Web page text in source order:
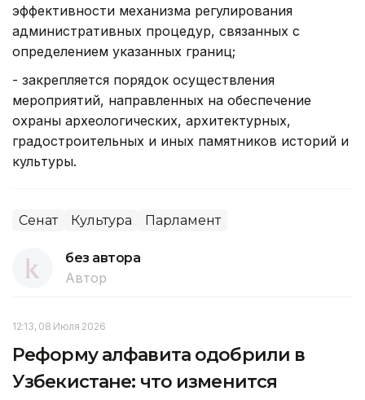
эффективности механизма регулирования
административных процедур, связанных с
определением указанных границ;
- закрепляется порядок осуществления
мероприятий, направленных на обеспечение
охраны археологических, архитектурных,
градостроительных и иных памятников историй и
культуры.
Сенат Культура Парламент
без автора
Автор
12:13, 08 Июля 2026
Реформу алфавита одобрили в
Узбекистане: что изменится